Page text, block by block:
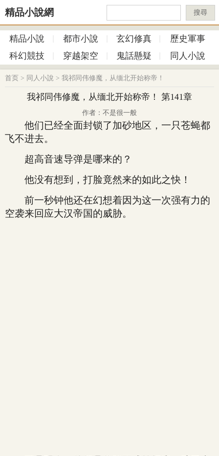
精品小說網 搜尋
精品小說 都市小說 玄幻修真
歷史軍事
科幻競技
穿越架空 鬼話懸疑 同人小說
首页 > 同人小說 > 我祁同伟修魔，从缅北开始称帝！
我祁同伟修魔，从缅北开始称帝！ 第141章
作者：不是很一般
他们已经全面封锁了加砂地区，一只苍蝇都
飞不进去。
超高音速导弹是哪来的？
他没有想到，打脸竟然来的如此之快！
前一秒钟他还在幻想着因为这一次强有力的
空袭来回应大汉帝国的威胁。